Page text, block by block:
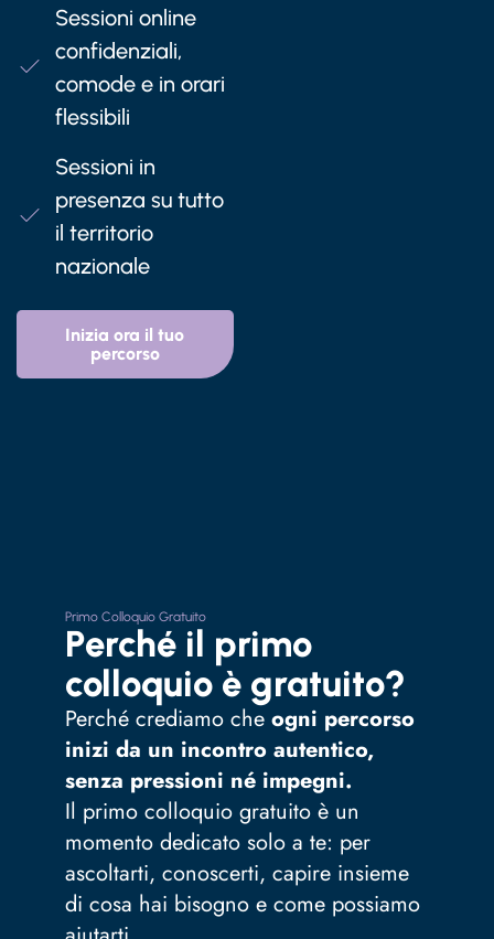
Sessioni online
confidenziali,
comode e in orari
flessibili
Sessioni in
presenza su tutto
il territorio
nazionale
Inizia ora il tuo
percorso
Primo Colloquio Gratuito
Perché il primo
colloquio è gratuito?
Perché crediamo che ogni percorso
inizi da un incontro autentico,
senza pressioni né impegni.
Il primo colloquio gratuito è un
momento dedicato solo a te: per
ascoltarti, conoscerti, capire insieme
di cosa hai bisogno e come possiamo